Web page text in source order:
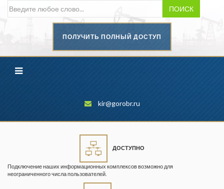
ПОИСК
ПОЛУЧИТЬ ПОЛНЫЙ ДОСТУП
kir@gorobr.ru
ДОСТУПНО
Подключение наших информационных комплексов возможно для
неограниченного числа пользователей.
промышленности